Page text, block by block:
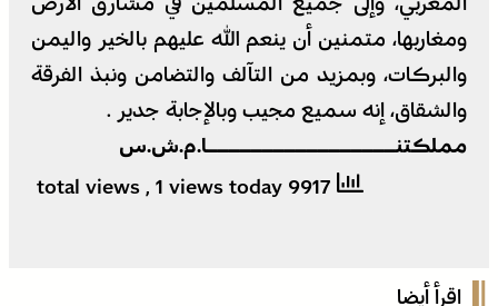
ومغاربها، متمنين أن ينعم الله عليهم بالخير واليمن
والبركات، وبمزيد من التآلف والتضامن ونبذ الفرقة
والشقاق، إنه سميع مجيب وبالإجابة جدير .
مملكتنـــــــــــــــــا.م.ش.س
, 1 views today
اقرأ أيضا